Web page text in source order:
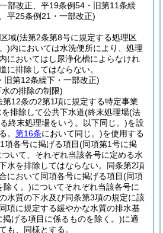
部改正、平19条例54・旧第11条繰
平25条例21・一部改正)
域(法第2条第8号に規定する処理区
)内においては水洗便所により、処理
においてはし尿浄化槽によらなけれ
に排除してはならない。
旧第12条繰下・一部改正)
の排除の制限)
第12条の2第1項に規定する特定事業
排除して公共下水道(終末処理場(法
終末処理場をいう。以下同じ。)を設
。 第16条において同じ。)を使用する
項各号に掲げる項目(同項第1号に掲
ついて、それぞれ当該各号に定める水
水を排除してはならない。 同条第2項
において同項各号に掲げる項目(同項
除く。)についてそれぞれ当該各号に
水質の下水及び同条第3項の規定に該
項に規定する緩やかな水質の排水基
げる項目に係るものを除く。)に適
も、同様とする。